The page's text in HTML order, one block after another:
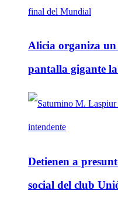
Alicia organiza
pantalla gigante
Detienen a
social del club